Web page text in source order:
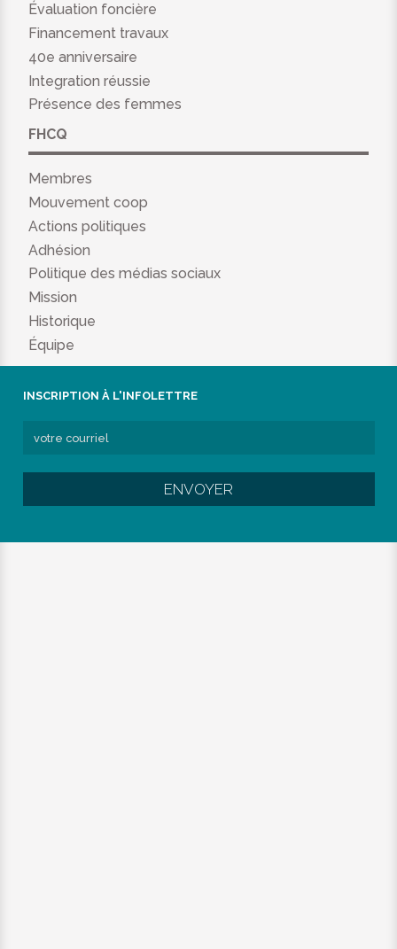
Évaluation foncière
Financement travaux
40e anniversaire
Integration réussie
Présence des femmes
FHCQ
Membres
Mouvement coop
Actions politiques
Adhésion
Politique des médias sociaux
Mission
Historique
Équipe
INSCRIPTION À L'INFOLETTRE
ENVOYER